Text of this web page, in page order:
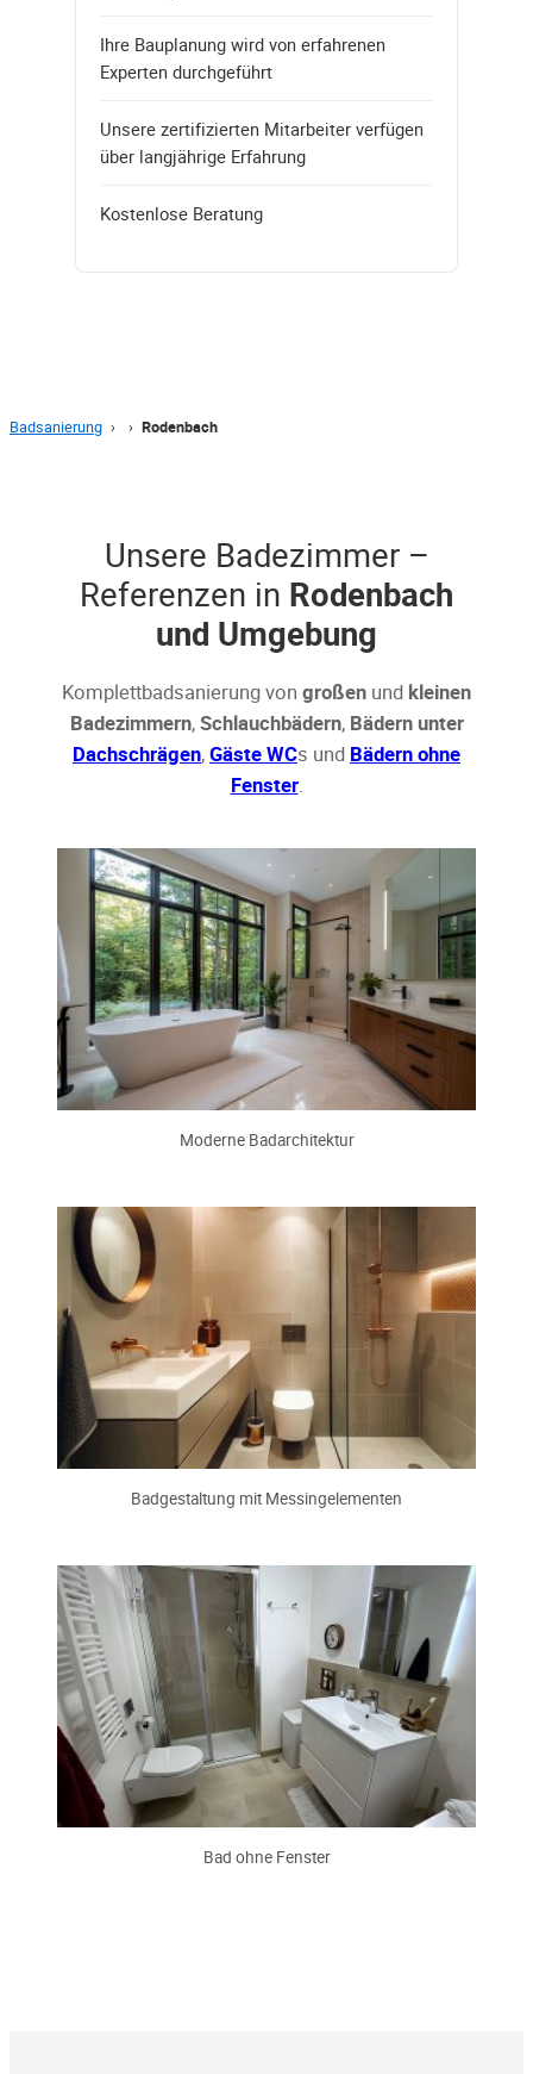
Ihre Bauplanung wird von erfahrenen
Experten durchgeführt
Unsere zertifizierten Mitarbeiter verfügen
über langjährige Erfahrung
Kostenlose Beratung
Badsanierung › › Rodenbach
Unsere Badezimmer –
Referenzen in Rodenbach
und Umgebung
Komplettbadsanierung von großen und kleinen
Badezimmern,Schlauchbädern, Bädern unter
Dachschrägen,Gäste WCs und Bädern ohne
Fenster.
Moderne Badarchitektur
Badgestaltung mit Messingelementen
Bad ohne Fenster